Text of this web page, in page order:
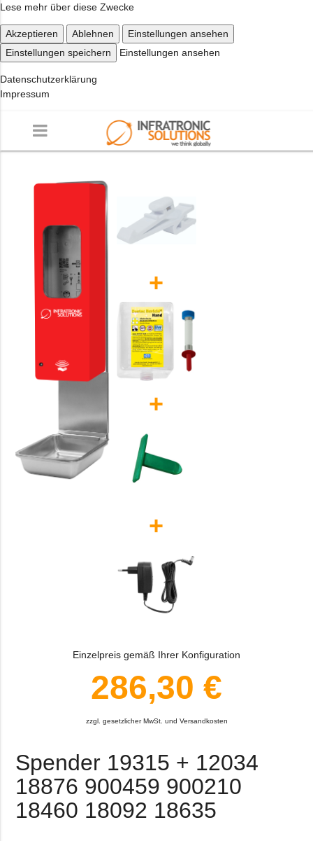
Lese mehr über diese Zwecke
Akzeptieren Ablehnen
Einstellungen ansehen
Einstellungen speichern
Einstellungen ansehen
Datenschutzerklärung
Impressum
+
+
+
Einzelpreis gemäß Ihrer Konfiguration
286,30 €
zzgl. gesetzlicher MwSt. und Versandkosten
Spender 19315 + 12034
18876 900459 900210
18460 18092 18635